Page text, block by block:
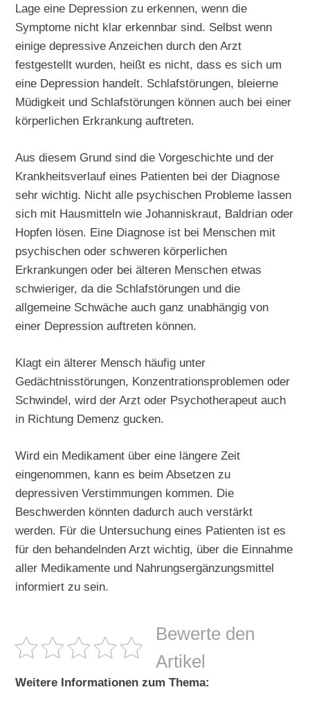
Lage eine Depression zu erkennen, wenn die
Symptome nicht klar erkennbar sind. Selbst wenn
einige depressive Anzeichen durch den Arzt
festgestellt wurden, heißt es nicht, dass es sich um
eine Depression handelt. Schlafstörungen, bleierne
Müdigkeit und Schlafstörungen können auch bei einer
körperlichen Erkrankung auftreten.
Aus diesem Grund sind die Vorgeschichte und der
Krankheitsverlauf eines Patienten bei der Diagnose
sehr wichtig. Nicht alle psychischen Probleme lassen
sich mit Hausmitteln wie Johanniskraut, Baldrian oder
Hopfen lösen. Eine Diagnose ist bei Menschen mit
psychischen oder schweren körperlichen
Erkrankungen oder bei älteren Menschen etwas
schwieriger, da die Schlafstörungen und die
allgemeine Schwäche auch ganz unabhängig von
einer Depression auftreten können.
Klagt ein älterer Mensch häufig unter
Gedächtnisstörungen, Konzentrationsproblemen oder
Schwindel, wird der Arzt oder Psychotherapeut auch
in Richtung Demenz gucken.
Wird ein Medikament über eine längere Zeit
eingenommen, kann es beim Absetzen zu
depressiven Verstimmungen kommen. Die
Beschwerden könnten dadurch auch verstärkt
werden. Für die Untersuchung eines Patienten ist es
für den behandelnden Arzt wichtig, über die Einnahme
aller Medikamente und Nahrungsergänzungsmittel
informiert zu sein.
Bewerte den
Artikel
Weitere Informationen zum Thema: